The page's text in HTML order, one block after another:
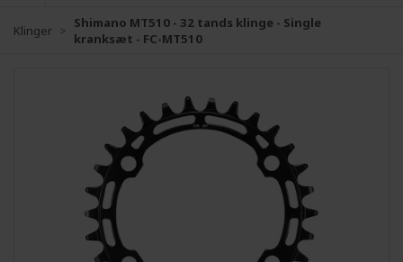
Klinger
Shimano MT510 - 32 tands klinge - Single
kranksæt - FC-MT510